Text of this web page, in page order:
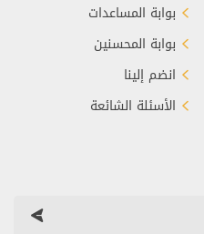
بوابة المساعدات
بوابة المحسنين
انضم إلينا
الأسئلة الشائعة